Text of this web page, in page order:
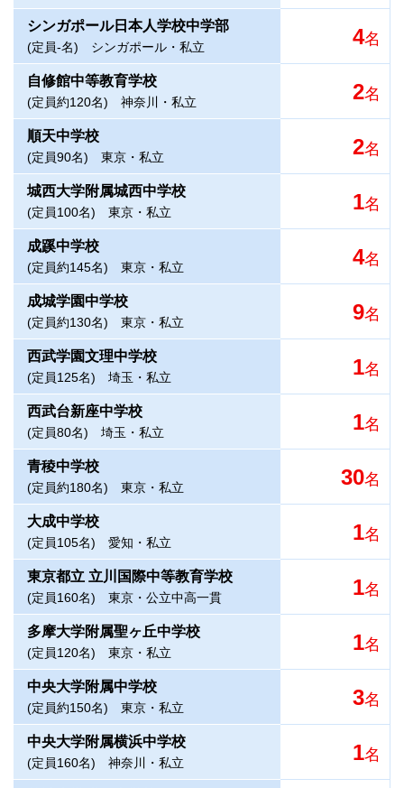
シンガポール日本人学校中学部
(定員-名) シンガポール・私立 4名
自修館中等教育学校
(定員約120名) 神奈川・私立 2名
順天中学校
(定員90名) 東京・私立 2名
城西大学附属城西中学校
(定員100名) 東京・私立 1名
成蹊中学校
(定員約145名) 東京・私立 4名
成城学園中学校
(定員約130名) 東京・私立 9名
西武学園文理中学校
(定員125名) 埼玉・私立 1名
西武台新座中学校
(定員80名) 埼玉・私立 1名
青稜中学校
(定員約180名) 東京・私立 30名
大成中学校
(定員105名) 愛知・私立 1名
東京都立 立川国際中等教育学校
(定員160名) 東京・公立中高一貫 1名
多摩大学附属聖ヶ丘中学校
(定員120名) 東京・私立 1名
中央大学附属中学校
(定員約150名) 東京・私立 3名
中央大学附属横浜中学校
(定員160名) 神奈川・私立 1名